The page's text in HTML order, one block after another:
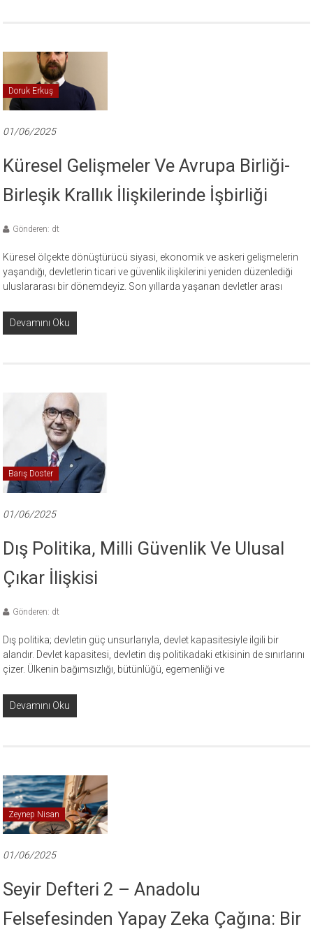
Doruk Erkuş
01/06/2025
Küresel Gelişmeler Ve Avrupa Birliği-
Birleşik Krallık İlişkilerinde İşbirliği
Gönderen: dt
Küresel ölçekte dönüştürücü siyasi, ekonomik ve askeri gelişmelerin
yaşandığı, devletlerin ticari ve güvenlik ilişkilerini yeniden düzenlediği
uluslararası bir dönemdeyiz. Son yıllarda yaşanan devletler arası
Devamını Oku
Barış Doster
01/06/2025
Dış Politika, Milli Güvenlik Ve Ulusal
Çıkar İlişkisi
Gönderen: dt
Dış politika; devletin güç unsurlarıyla, devlet kapasitesiyle ilgili bir
alandır. Devlet kapasitesi, devletin dış politikadaki etkisinin de sınırlarını
çizer. Ülkenin bağımsızlığı, bütünlüğü, egemenliği ve
Devamını Oku
Zeynep Nisan
01/06/2025
Seyir Defteri 2 – Anadolu
Felsefesinden Yapay Zeka Çağına: Bir